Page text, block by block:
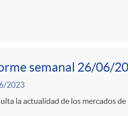
semanal 26/06/
2023
la actualidad de los mercados de